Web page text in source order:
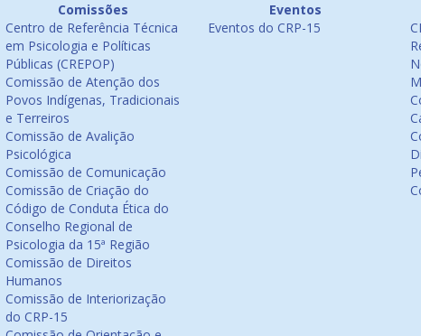
Comissões
Centro de Referência Técnica
em Psicologia e Políticas
Públicas (CREPOP)
Comissão de Atenção dos
Povos Indígenas, Tradicionais
e Terreiros
Comissão de Avalição
Psicológica
Comissão de Comunicação
Comissão de Criação do
Código de Conduta Ética do
Conselho Regional de
Psicologia da 15ª Região
Comissão de Direitos
Humanos
Comissão de Interiorização
do CRP-15
Eventos
Eventos do CRP-15